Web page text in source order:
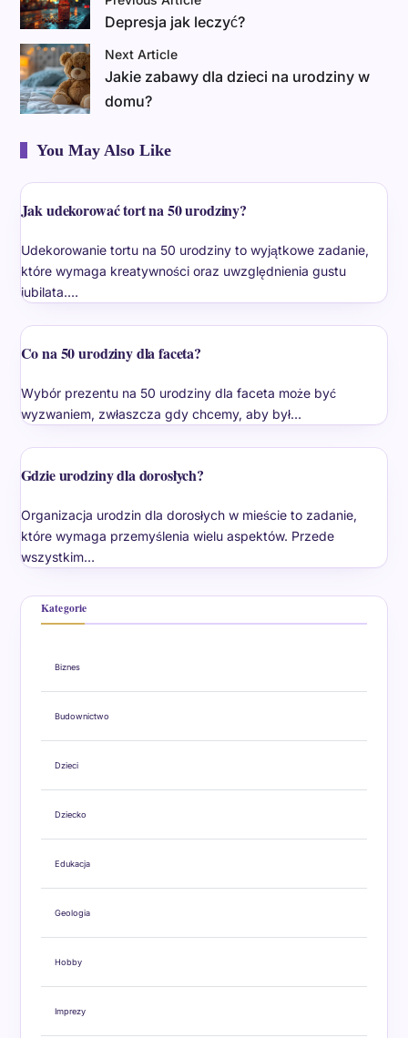
Depresja jak leczyć?
Next Article
Jakie zabawy dla dzieci na urodziny w
domu?
You May Also Like
Jak udekorować tort na 50 urodziny?
Udekorowanie tortu na 50 urodziny to wyjątkowe zadanie,
które wymaga kreatywności oraz uwzględnienia gustu
jubilata.…
Co na 50 urodziny dla faceta?
Wybór prezentu na 50 urodziny dla faceta może być
wyzwaniem, zwłaszcza gdy chcemy, aby był…
Gdzie urodziny dla dorosłych?
Organizacja urodzin dla dorosłych w mieście to zadanie,
które wymaga przemyślenia wielu aspektów. Przede
wszystkim…
Kategorie
Biznes
Budownictwo
Dzieci
Dziecko
Edukacja
Geologia
Hobby
Imprezy